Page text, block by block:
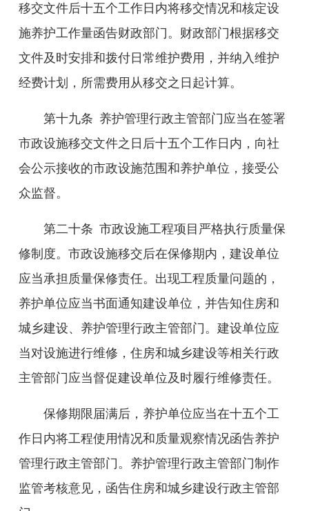
移交文件后十五个工作日内将移交情况和核定设
施养护工作量函告财政部门。财政部门根据移交
文件及时安排和拨付日常维护费用，并纳入维护
经费计划，所需费用从移交之日起计算。
第十九条 养护管理行政主管部门应当在签署
市政设施移交文件之日后十五个工作日内，向社
会公示接收的市政设施范围和养护单位，接受公
众监督。
第二十条 市政设施工程项目严格执行质量保
修制度。市政设施移交后在保修期内，建设单位
应当承担质量保修责任。出现工程质量问题的，
养护单位应当书面通知建设单位，并告知住房和
城乡建设、养护管理行政主管部门。建设单位应
当对设施进行维修，住房和城乡建设等相关行政
主管部门应当督促建设单位及时履行维修责任。
保修期限届满后，养护单位应当在十五个工
作日内将工程使用情况和质量观察情况函告养护
管理行政主管部门。养护管理行政主管部门制作
监管考核意见，函告住房和城乡建设行政主管部